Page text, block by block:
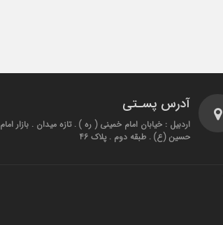
آدرس پسـتی
اردبیل : خیابان امام خمینی ( ره ) . تازه میدان . بازار امام
حسین (ع) . طبقه دوم . پلاک 46